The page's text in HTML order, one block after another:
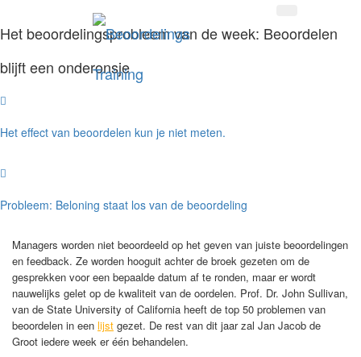
Het beoordelingsprobleem van de week: Beoordelen
blijft een onderonsje
Het effect van beoordelen kun je niet meten.
Probleem: Beloning staat los van de beoordeling
Managers worden niet beoordeeld op het geven van juiste beoordelingen
en feedback. Ze worden hooguit achter de broek gezeten om de
gesprekken voor een bepaalde datum af te ronden, maar er wordt
nauwelijks gelet op de kwaliteit van de oordelen. Prof. Dr. John Sullivan,
van de State University of California heeft de top 50 problemen van
beoordelen in een lijst gezet. De rest van dit jaar zal Jan Jacob de
Groot iedere week er één behandelen.